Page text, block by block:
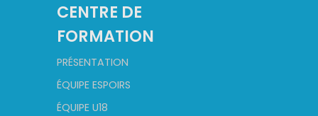
CENTRE DE
FORMATION
PRÉSENTATION
ÉQUIPE ESPOIRS
ÉQUIPE U18